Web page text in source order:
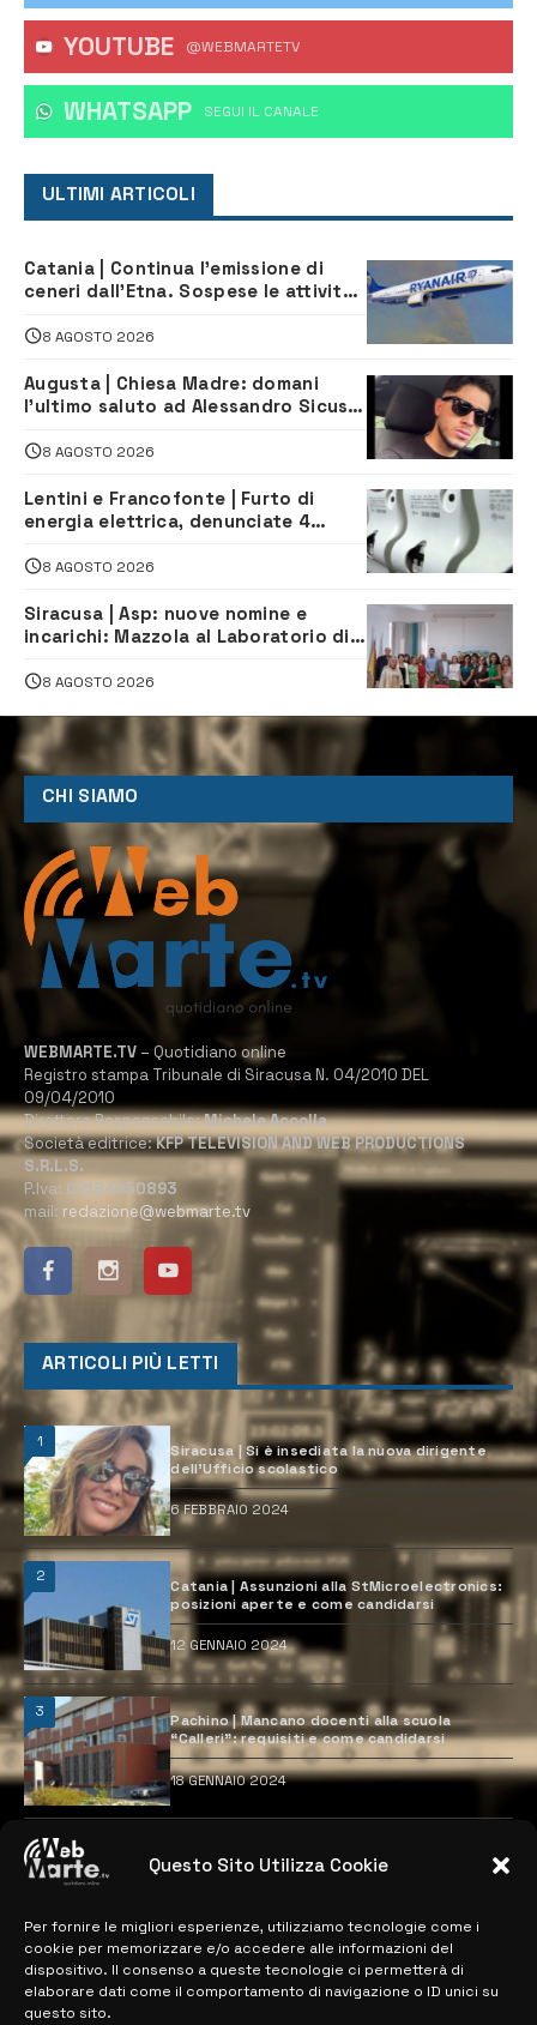
Questo Sito Utilizza Cookie
Per fornire le migliori esperienze, utilizziamo tecnologie come i
cookie per memorizzare e/o accedere alle informazioni del
dispositivo. Il consenso a queste tecnologie ci permetterà di
elaborare dati come il comportamento di navigazione o ID unici su
questo sito.
YOUTUBE @WEBMARTETV
WHATSAPP ‎SEGUI IL CANALE
ULTIMI ARTICOLI
Catania | Continua l’emissione di
ceneri dall’Etna. Sospese le attività
8 AGOSTO 2026
Augusta | Chiesa Madre: domani
l’ultimo saluto ad Alessandro Sicuso,
8 AGOSTO 2026
Lentini e Francofonte | Furto di
energia elettrica, denunciate 4
8 AGOSTO 2026
Siracusa | Asp: nuove nomine e
incarichi: Mazzola al Laboratorio di
Servizio Legale
8 AGOSTO 2026
CHI SIAMO
WEBMARTE.TV – Quotidiano online
Registro stampa Tribunale di Siracusa N. 04/2010 DEL
09/04/2010
Direttore Responsabile:Michele Accolla
Società editrice:KFP TELEVISION AND WEB PRODUCTIONS
S.R.L.S.
P.Iva: 02184950893
mail: redazione@webmarte.tv
ARTICOLI PIÙ LETTI
1
Siracusa | Si è insediata la nuova dirigente
dell’Ufficio scolastico
6 FEBBRAIO 2024
2
Catania | Assunzioni alla StMicroelectronics:
posizioni aperte e come candidarsi
12 GENNAIO 2024
3
Pachino | Mancano docenti alla scuola
“Calleri”: requisiti e come candidarsi
18 GENNAIO 2024
4
Catania | Opportunità di lavoro con St
Microelectronics: centinaia di assunzioni
MAPPA DEL SITO